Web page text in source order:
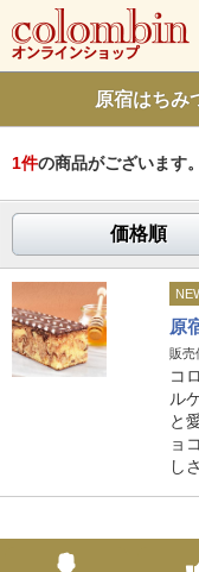
原宿はちみ
1件の商品がございます。
価格順
原
販売
コ
ル
と
ョ
し